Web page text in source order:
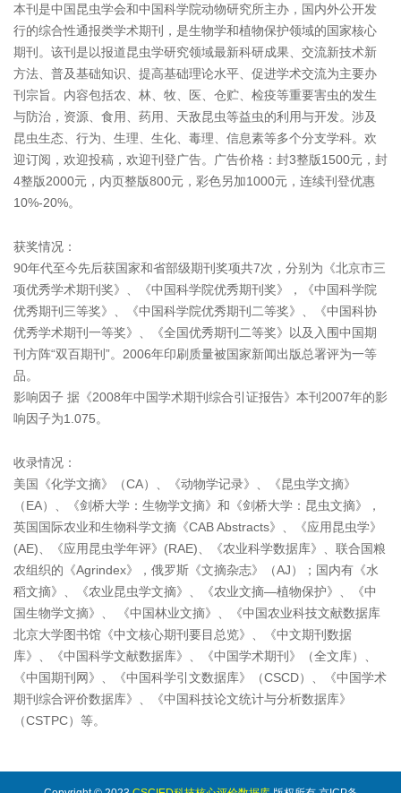
本刊是中国昆虫学会和中国科学院动物研究所主办，国内外公开发
行的综合性通报类学术期刊，是生物学和植物保护领域的国家核心
期刊。该刊是以报道昆虫学研究领域最新科研成果、交流新技术新
方法、普及基础知识、提高基础理论水平、促进学术交流为主要办
刊宗旨。内容包括农、林、牧、医、仓贮、检疫等重要害虫的发生
与防治，资源、食用、药用、天敌昆虫等益虫的利用与开发。涉及
昆虫生态、行为、生理、生化、毒理、信息素等多个分支学科。欢
迎订阅，欢迎投稿，欢迎刊登广告。广告价格：封3整版1500元，封
4整版2000元，内页整版800元，彩色另加1000元，连续刊登优惠
10%-20%。
获奖情况：
90年代至今先后获国家和省部级期刊奖项共7次，分别为《北京市三
项优秀学术期刊奖》、《中国科学院优秀期刊奖》，《中国科学院
优秀期刊三等奖》、《中国科学院优秀期刊二等奖》、《中国科协
优秀学术期刊一等奖》、《全国优秀期刊二等奖》以及入围中国期
刊方阵“双百期刊”。2006年印刷质量被国家新闻出版总署评为一等
品。
影响因子 据《2008年中国学术期刊综合引证报告》本刊2007年的影
响因子为1.075。
收录情况：
美国《化学文摘》（CA）、《动物学记录》、《昆虫学文摘》
（EA）、《剑桥大学：生物学文摘》和《剑桥大学：昆虫文摘》，
英国国际农业和生物科学文摘《CAB Abstracts》、《应用昆虫学》
(AE)、《应用昆虫学年评》(RAE)、《农业科学数据库》、联合国粮
农组织的《Agrindex》，俄罗斯《文摘杂志》（AJ）；国内有《水
稻文摘》、《农业昆虫学文摘》、《农业文摘—植物保护》、《中
国生物学文摘》、 《中国林业文摘》、《中国农业科技文献数据库
北京大学图书馆《中文核心期刊要目总览》、《中文期刊数据
库》、《中国科学文献数据库》、《中国学术期刊》（全文库）、
《中国期刊网》、《中国科学引文数据库》（CSCD）、《中国学术
期刊综合评价数据库》、《中国科技论文统计与分析数据库》
（CSTPC）等。